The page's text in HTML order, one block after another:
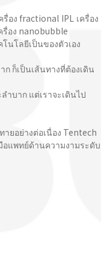
รื่อง fractional IPL เครื่อง
รื่อง nanobubble
นโลยีเป็นของตัวเอง
ก็เป็นเส้นทางที่ต้องเดิน
ำบาก แต่เราจะเดินไป
ยอย่างต่อเนื่อง Tentech
อแพทย์ด้านความงามระดับ